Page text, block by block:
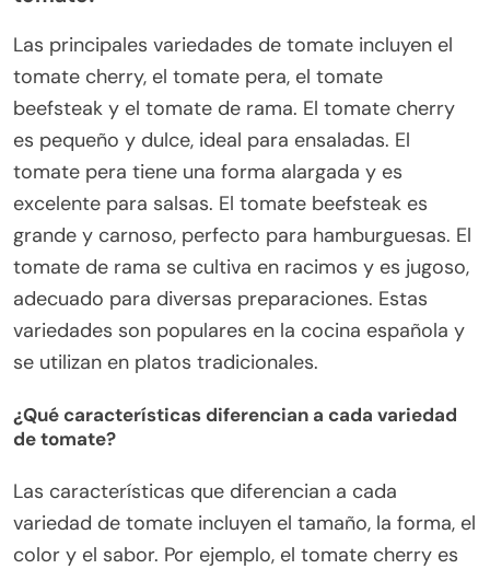
Las principales variedades de tomate incluyen el
tomate cherry, el tomate pera, el tomate
beefsteak y el tomate de rama. El tomate cherry
es pequeño y dulce, ideal para ensaladas. El
tomate pera tiene una forma alargada y es
excelente para salsas. El tomate beefsteak es
grande y carnoso, perfecto para hamburguesas. El
tomate de rama se cultiva en racimos y es jugoso,
adecuado para diversas preparaciones. Estas
variedades son populares en la cocina española y
se utilizan en platos tradicionales.
¿Qué características diferencian a cada variedad
de tomate?
Las características que diferencian a cada
variedad de tomate incluyen el tamaño, la forma, el
color y el sabor. Por ejemplo, el tomate cherry es